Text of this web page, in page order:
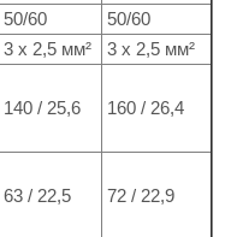
50/60
50/60
3 x 2,5 мм²
3 x 2,5 мм²
140 / 25,6 160 / 26,4
63 / 22,5 72 / 22,9